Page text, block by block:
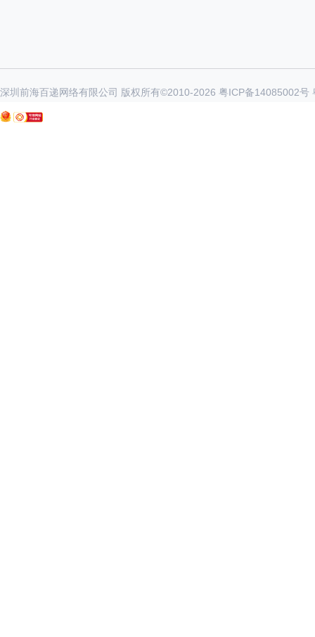
深圳前海百递网络有限公司 版权所有©2010-2026 粤ICP备14085002号